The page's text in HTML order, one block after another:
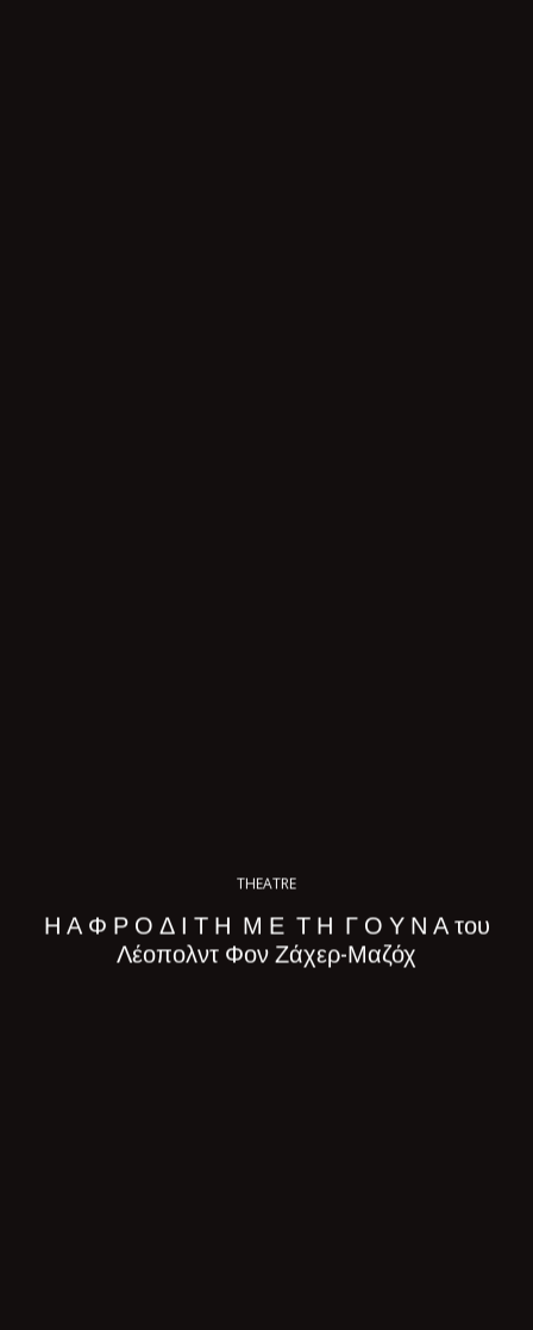
THEATRE
Η Α Φ Ρ Ο Δ Ι Τ Η Μ Ε Τ Η Γ Ο Υ Ν Α του
Λέοπολντ Φον Ζάχερ-Μαζόχ